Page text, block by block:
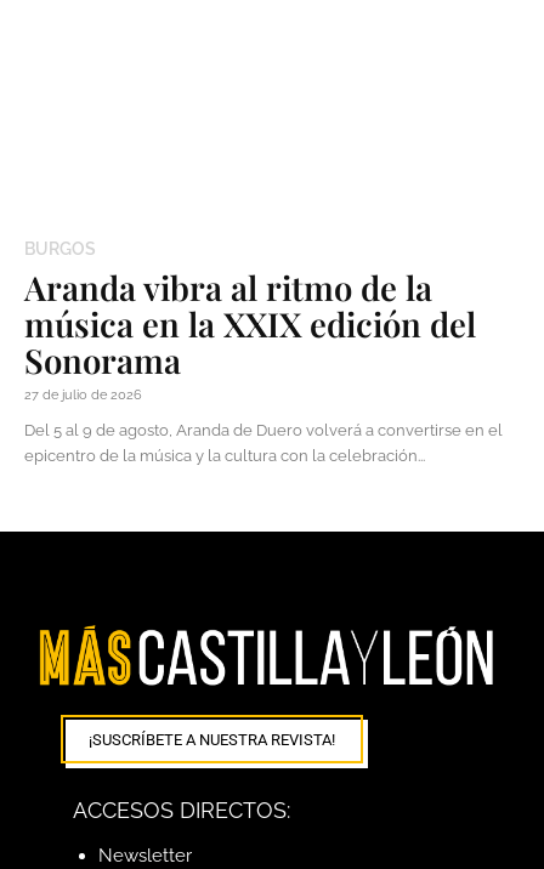
BURGOS
Aranda vibra al ritmo de la
música en la XXIX edición del
Sonorama
27 de julio de 2026
Del 5 al 9 de agosto, Aranda de Duero volverá a convertirse en el
epicentro de la música y la cultura con la celebración...
¡SUSCRÍBETE A NUESTRA REVISTA!
ACCESOS DIRECTOS:
Newsletter